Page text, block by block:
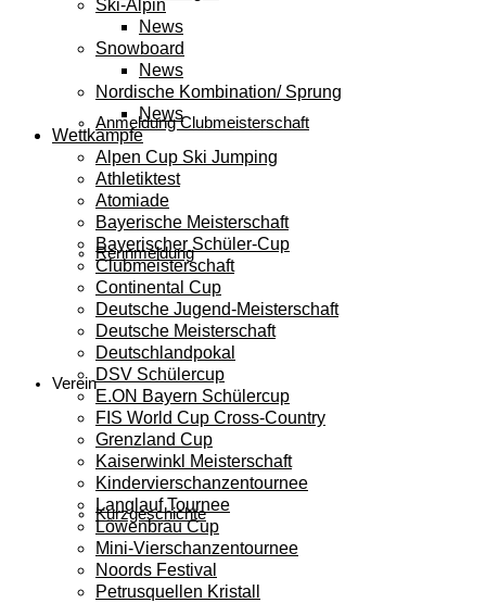
Anmeldung Clubmeisterschaft
Rennmeldung
Verein
Kurzgeschichte
Ski-Alpin
News
Snowboard
News
Nordische Kombination/ Sprung
News
Wettkämpfe
Alpen Cup Ski Jumping
Athletiktest
Atomiade
Bayerische Meisterschaft
Bayerischer Schüler-Cup
Clubmeisterschaft
Continental Cup
Deutsche Jugend-Meisterschaft
Deutsche Meisterschaft
Deutschlandpokal
DSV Schülercup
E.ON Bayern Schülercup
FIS World Cup Cross-Country
Grenzland Cup
Kaiserwinkl Meisterschaft
Kindervierschanzentournee
Langlauf Tournee
Löwenbräu Cup
Mini-Vierschanzentournee
Noords Festival
Petrusquellen Kristall